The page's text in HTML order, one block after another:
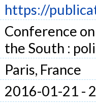
https://
Conference
the South :
Paris, France
2016-01-21 -